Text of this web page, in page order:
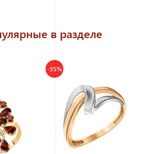
в разделе
-35%